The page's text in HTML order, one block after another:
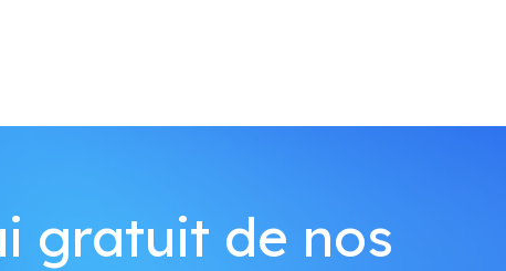
gratuit de nos